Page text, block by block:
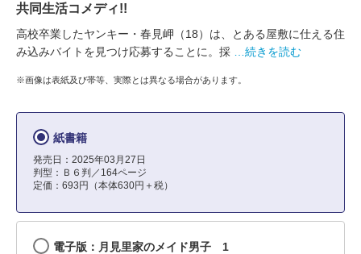
共同生活コメディ!!
高校卒業したヤンキー・春見岬（18）は、とある屋敷に仕える住
み込みバイトを見つけ応募することに。採
…続きを読む
※画像は表紙及び帯等、実際とは異なる場合があります。
紙書籍
発売日：2025年03月27日
判型：Ｂ６判／164ページ
定価：693円（本体630円＋税）
電子版：月見里家のメイド男子 1